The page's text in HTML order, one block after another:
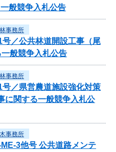
般競争入札公告
事務所
号／公共林道開設工事（尾
般競争入札公告
事務所
号／県営農道施設強化対策
関する一般競争入札公
事務所
3他号 公共道路メンテ